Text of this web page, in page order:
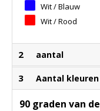
Wit / Blauw
Wit / Rood
2 aantal
3 Aantal
90 graden van